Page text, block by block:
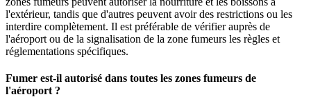
l'extérieur, tandis que d'autres peuvent avoir des restrictions ou les
interdire complètement. Il est préférable de vérifier auprès de
l'aéroport ou de la signalisation de la zone fumeurs les règles et
réglementations spécifiques.
Fumer est-il autorisé dans toutes les zones fumeurs de
l'aéroport ?